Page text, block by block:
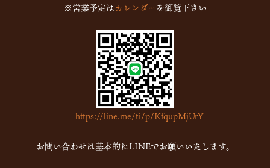
※営業予定はカレンダーを御覧下さい
https://line.me/ti/p/KfqupMjUrY
お問い合わせは基本的にLINEでお願いいたします。